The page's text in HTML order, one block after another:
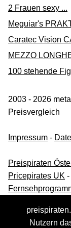
KS Tools
2 Frauen sexy ...
Meguiar's
Caratec Vision
MEZZO
100 stehende
2003 - 2026
Preisvergleich
Impressum -
Preispiraten
Pricepirates UK -
Nutzern